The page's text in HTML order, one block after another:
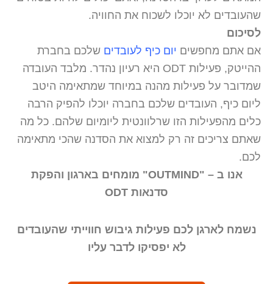
שהעובדים לא יוכלו לשכוח את החוויה.
לסיכום
אם אתם מחפשים יום כיף לעובדים שלכם בחברת
ההייטק, פעילות ODT היא רעיון נהדר. מלבד העובדה
שמדובר על פעילות מהנה במיוחד שמתאימה היטב
ליום כיף, העובדים שלכם בחברה יוכלו להפיק הרבה
כלים מהפעילות הזו שרלוונטית ליומיום שלהם. כל מה
שאתם צריכים זה רק למצוא את הסדנה שהכי מתאימה
לכם.
אנו ב – "OUTMIND" מומחים בארגון והפקת
סדנאות ODT
נשמח לארגן לכם פעילות גיבוש חווייתי שהעובדים
לא יפסיקו לדבר עליו